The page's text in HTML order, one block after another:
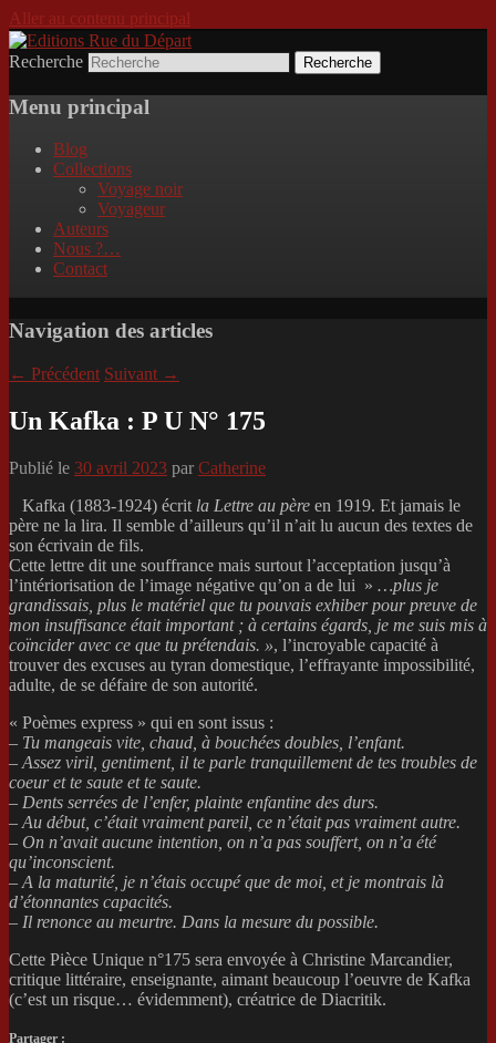
Aller au contenu principal
Editions Rue du Départ
Incitation au voyage, du roman noir au
poème.
Recherche
Menu principal
Blog
Collections
Voyage noir
Voyageur
Auteurs
Nous ?…
Contact
Navigation des articles
← Précédent Suivant →
Un Kafka : P U N° 175
Publié le 30 avril 2023 par Catherine
Kafka (1883-1924) écrit la Lettre au père en 1919. Et jamais le
père ne la lira. Il semble d’ailleurs qu’il n’ait lu aucun des textes de
son écrivain de fils.
Cette lettre dit une souffrance mais surtout l’acceptation jusqu’à
l’intériorisation de l’image négative qu’on a de lui » …plus je
grandissais, plus le matériel que tu pouvais exhiber pour preuve de
mon insuffisance était important ; à certains égards, je me suis mis à
coïncider avec ce que tu prétendais. », l’incroyable capacité à
trouver des excuses au tyran domestique, l’effrayante impossibilité,
adulte, de se défaire de son autorité.
« Poèmes express » qui en sont issus :
– Tu mangeais vite, chaud, à bouchées doubles, l’enfant.
– Assez viril, gentiment, il te parle tranquillement de tes troubles de
coeur et te saute et te saute.
– Dents serrées de l’enfer, plainte enfantine des durs.
– Au début, c’était vraiment pareil, ce n’était pas vraiment autre.
– On n’avait aucune intention, on n’a pas souffert, on n’a été
qu’inconscient.
– A la maturité, je n’étais occupé que de moi, et je montrais là
d’étonnantes capacités.
– Il renonce au meurtre. Dans la mesure du possible.
Cette Pièce Unique n°175 sera envoyée à Christine Marcandier,
critique littéraire, enseignante, aimant beaucoup l’oeuvre de Kafka
(c’est un risque… évidemment), créatrice de Diacritik.
Partager :